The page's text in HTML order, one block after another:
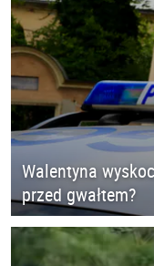
Walentyna
przed gwałtem?